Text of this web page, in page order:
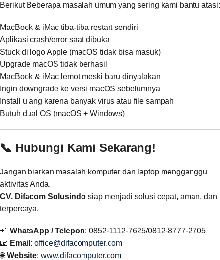
Berikut Beberapa masalah umum yang sering kami bantu atasi:
MacBook & iMac tiba-tiba restart sendiri
Aplikasi crash/error saat dibuka
Stuck di logo Apple (macOS tidak bisa masuk)
Upgrade macOS tidak berhasil
MacBook & iMac lemot meski baru dinyalakan
Ingin downgrade ke versi macOS sebelumnya
Install ulang karena banyak virus atau file sampah
Butuh dual OS (macOS + Windows)
📞 Hubungi Kami Sekarang!
Jangan biarkan masalah komputer dan laptop mengganggu
aktivitas Anda.
CV. Difacom Solusindo siap menjadi solusi cepat, aman, dan
terpercaya.
📲 WhatsApp / Telepon: 0852-1112-7625/0812-8777-2705
📧 Email : office@difacomputer.com
🌐Website: www.difacomputer.com